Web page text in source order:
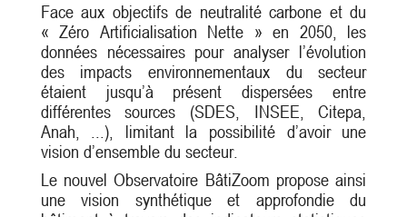
Face aux objectifs de neutralité carbone et du
« Zéro Artificialisation Nette » en 2050, les
données nécessaires pour analyser l’évolution
des impacts environnementaux du secteur
étaient jusqu’à présent dispersées entre
différentes sources (SDES, INSEE, Citepa,
Anah, ...), limitant la possibilité d’avoir une
vision d’ensemble du secteur.
Le nouvel Observatoire BâtiZoom propose ainsi
une vision synthétique et approfondie du